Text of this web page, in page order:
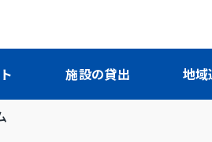
施設の貸出 地